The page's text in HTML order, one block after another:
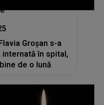
Groșan s-a
în spital,
de o lună